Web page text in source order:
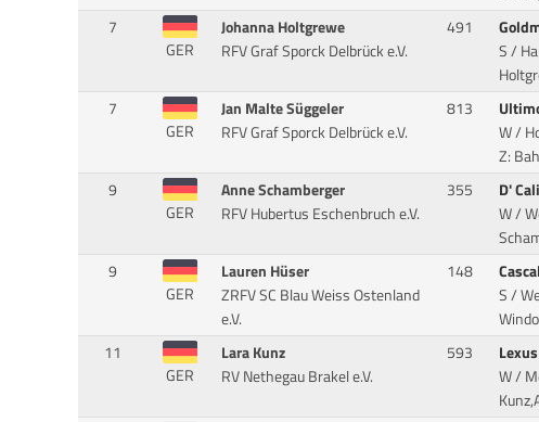
7
GER
Johanna Holtgrewe
RFV Graf Sporck Delbrück e.V.
491
S /
7
GER
Jan Malte Süggeler
RFV Graf Sporck Delbrück e.V.
813
W /
Z:
9
GER
Anne Schamberger
RFV Hubertus Eschenbruch e.V.
355
D'
W /
9
GER
Lauren Hüser
ZRFV SC Blau Weiss Ostenland
e.V.
148
S /
11
GER
Lara Kunz
RV Nethegau Brakel e.V.
593
W /